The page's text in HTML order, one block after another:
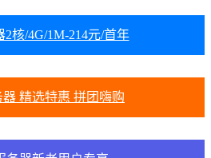
2核/4G/1M-214元/首年
精选特惠 拼团嗨购